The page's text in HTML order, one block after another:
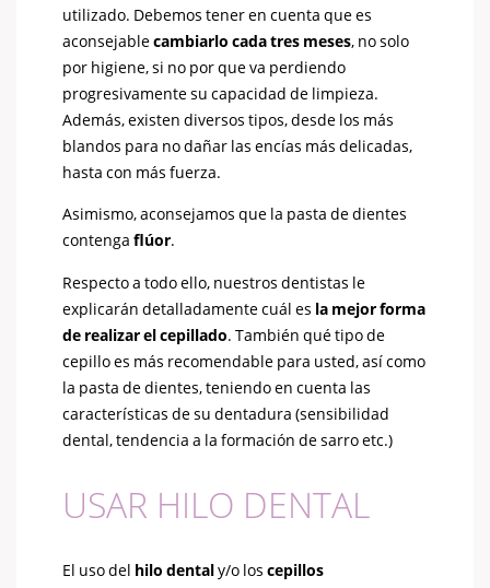
utilizado. Debemos tener en cuenta que es
aconsejablecambiarlo cada tres meses, no solo
por higiene, si no por que va perdiendo
progresivamente su capacidad de limpieza.
Además, existen diversos tipos, desde los más
blandos para no dañar las encías más delicadas,
hasta con más fuerza.
Asimismo, aconsejamos que la pasta de dientes
contengaflúor.
Respecto a todo ello, nuestros dentistas le
explicarán detalladamente cuál es la mejor forma
de realizar el cepillado. También qué tipo de
cepillo es más recomendable para usted, así como
la pasta de dientes, teniendo en cuenta las
características de su dentadura (sensibilidad
dental, tendencia a la formación de sarro etc.)
USAR HILO DENTAL
El uso del hilo dentaly/o loscepillos